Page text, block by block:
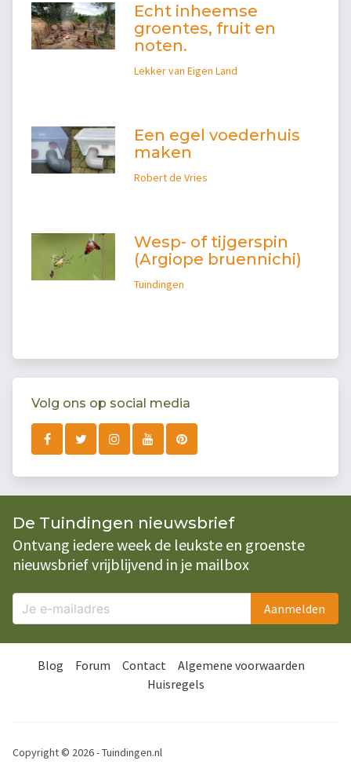
Echt inheemse
groentes, fruit en
noten.
Lekker van Eigen Land
Een egel voederhuis
maken
Robert de Vries
Wesp- of tijgerspin
(Argiope bruennichi)
Tuindingen
Volg ons op social media
De Tuindingen nieuwsbrief
Ontvang iedere week de leukste en groenste
nieuwsbrief vrijblijvend in je mailbox
Aanmelden
Blog Forum Contact
Algemene voorwaarden
Huisregels
Copyright © 2026 - Tuindingen.nl